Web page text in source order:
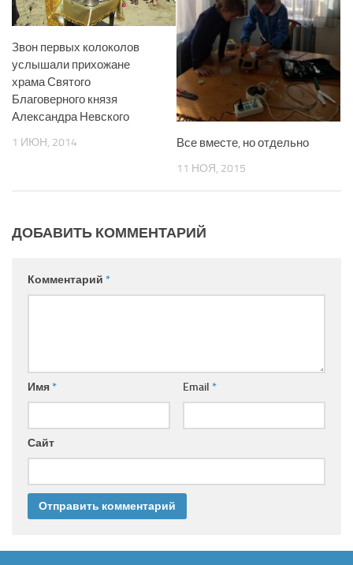
Звон первых колоколов
услышали прихожане
храма Святого
Благоверного князя
Александра Невского
1 ИЮН, 2014 Все вместе, но отдельно
11 НОЯ, 2015
ДОБАВИТЬ КОММЕНТАРИЙ
Комментарий *
Имя* Email *
Сайт